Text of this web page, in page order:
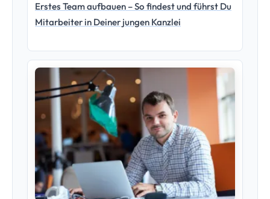
Erstes Team aufbauen – So findest und führst Du
Mitarbeiter in Deiner jungen Kanzlei